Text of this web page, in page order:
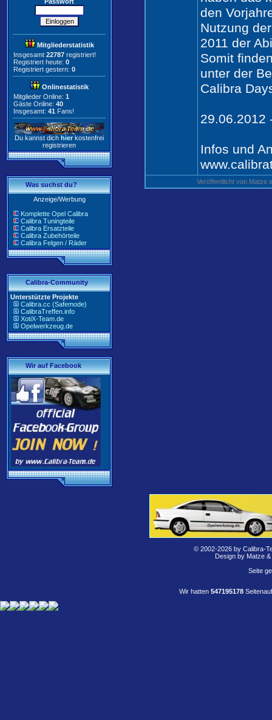
Mitgliederstatistik
Insgesamt 22787 registriert!
Registriert heute: 0
Registriert gestern: 0
Onlinestatistik
Mitglieder Online: 1
Gäste Online: 40
Insgesamt: 41 Fans!
Du kannst dich hier kostenfrei
registrieren
Was suchst du?
Anzeige/Werbung
Komplette Opel Calibra
Calibra Tuningteile
Calibra Ersatzteile
Calibra Zubehörteile
Calibra Felgen / Räder
Calibra-Community
Unterstützte Projekte
Calibra.cc (Safemode)
CalibraTreffen.info
XotiX-Team.de
Opelwerkzeug.de
Wir auf Facebook
den
Nutzung
2011 der
Somit
unter der
Calibra
29.06.2012
Infos und
Veröffentlicht von Matze
© 2002-2026 by Calibra-
Design by Matze
Seite
Wir hatten 547195178